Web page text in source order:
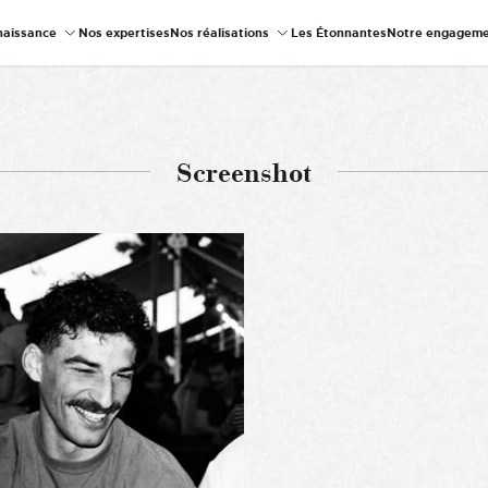
Nos expertisesNos réalisations Les ÉtonnantesNotre
Screenshot